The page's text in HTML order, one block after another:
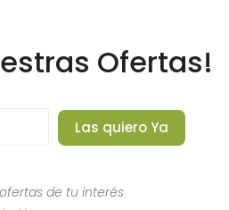
Ofertas!
Las quiero Ya
de tu interés